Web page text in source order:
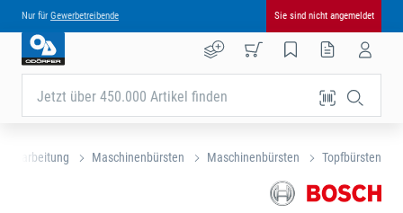
Nur für Gewerbetreibende Sie sind nicht angemeldet
Jetzt über 450.000 Artikel finden
Maschinenbürsten Maschinenbürsten Topfbürsten